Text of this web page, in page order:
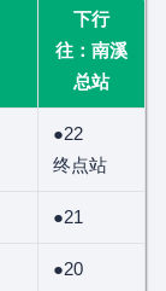
下行
往：南溪
总站
●22
终点站
●21
●20